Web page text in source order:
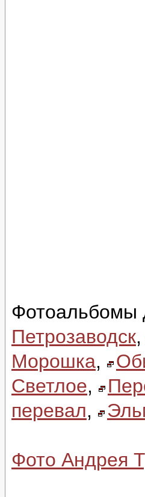
Фотоальбомы
Петрозаводск,
Морошка,
Светлое,
перевал,
Фото Андрея